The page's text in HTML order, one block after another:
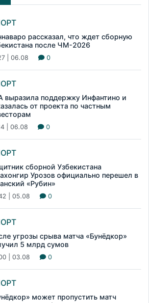
рассказал, что ждет сборную
после ЧМ-2026
| 06.08 0
выразила поддержку Инфантино и
от проекта по частным
| 06.08 0
сборной Узбекистана
Урозов официально перешел в
«Рубин»
| 05.08 0
угрозы срыва матча «Бунёдкор»
5 млрд сумов
| 03.08 0
может пропустить матч